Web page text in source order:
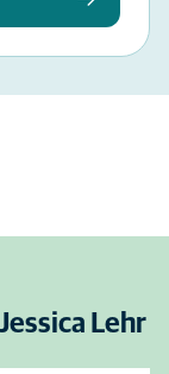
Lehr